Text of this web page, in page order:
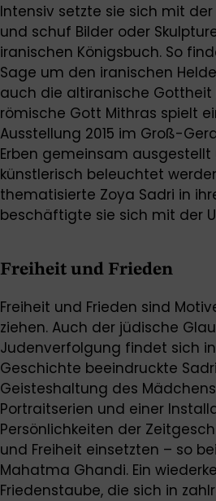
Intensiv setzte sie sich mit
und schuf Bilder oder
iranischen Königsbuch. So
Sage um den iranischen
auch die altiranische
römische Gott Mithras spielt
Ausstellung 2015 im Groß-
Erben gemeinsam
künstlerisch beleuchtet
thematisierte Zoya Sadri in
beschäftigte sie sich mit der
Freiheit und Frieden
Freiheit und Frieden sind
ziehen. Auch der jüdische
Judenverfolgung findet sich
Geschichte beeindruckte
Geisteshaltung des
Portraitserien und einer
Persönlichkeiten der
und Freiheit einsetzten – so
Mahatma Ghandi. Ein
Friedenstaube, die sich in